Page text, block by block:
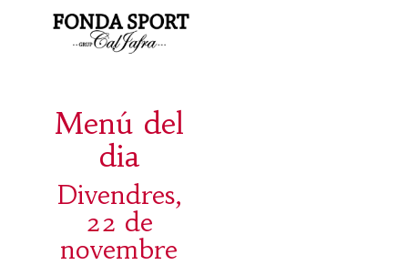
Menú del
dia
Divendres,
22 de
novembre